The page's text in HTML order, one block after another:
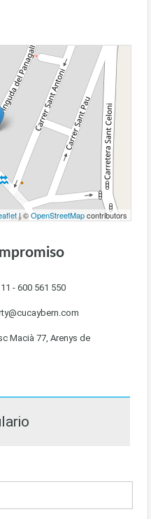
| ©OpenStreetMapcontributors
- 600 561 550
Macià 77, Arenys de